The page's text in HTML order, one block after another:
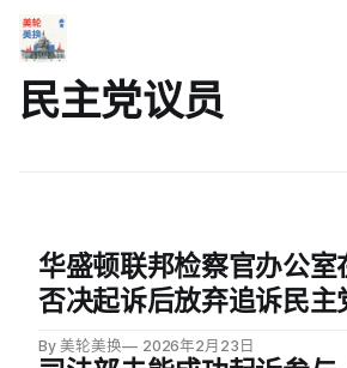
民主党议员
华盛顿联邦检察官办公室
否决起诉后放弃追诉民主
By 美轮美换 2026年2月23日